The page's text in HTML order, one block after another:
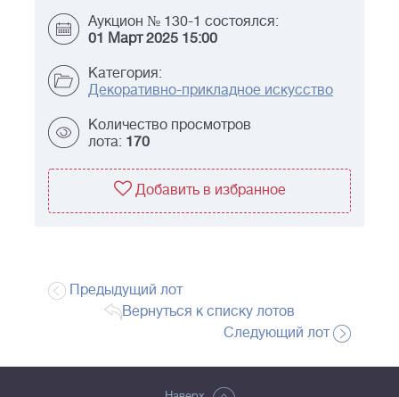
Аукцион № 130-1 состоялся:
01 Март 2025 15:00
Категория:
Декоративно-прикладное искусство
Количество просмотров
лота: 170
Добавить в избранное
Предыдущий лот
Вернуться к списку лотов
Следующий лот